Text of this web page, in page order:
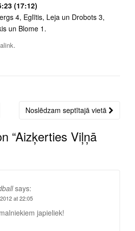
(17:12)
4, Eglītis, Leja un Drobots 3,
un Blome 1.
.
Noslēdzam septītajā vietā
“Aizķerties Viļņā
says:
at 22:05
japieliek!